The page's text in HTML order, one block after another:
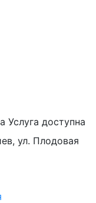
Услуга доступна
ул. Плодовая